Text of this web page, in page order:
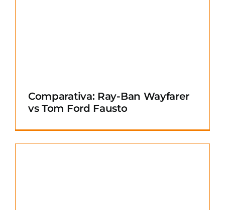
Comparativa: Ray-Ban Wayfarer
vs Tom Ford Fausto